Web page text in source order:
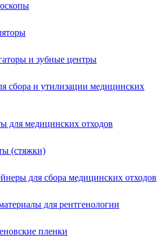
и зубные центры
сбора и утилизации медицинских
для медицинских отходов
(стяжки)
для сбора медицинских отходов
для рентгенологии
пленки